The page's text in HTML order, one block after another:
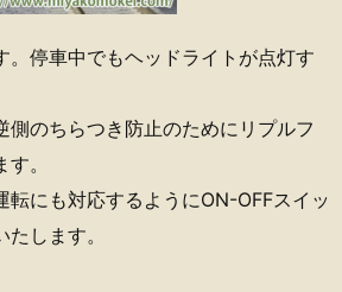
。停車中でもヘッドライトが点灯す
側のちらつき防止のためにリプルフ
。
転にも対応するようにON-OFFスイッ
します。